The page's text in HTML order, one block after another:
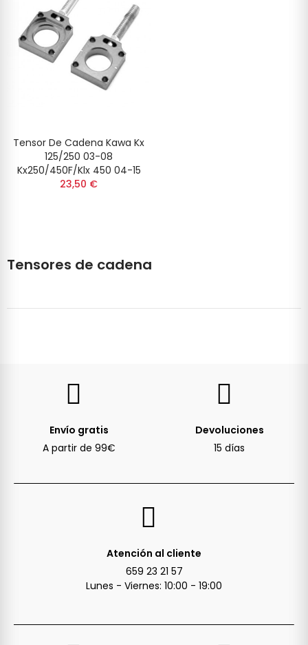
Tensor De Cadena Kawa Kx
125/250 03-08
Kx250/450F/Klx 450 04-15
23,50 €
Tensores de cadena
Envío gratis
A partir de 99€
Devoluciones
15 días
Atención al cliente
659 23 21 57
Lunes - Viernes: 10:00 - 19:00